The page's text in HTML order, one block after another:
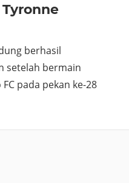
berhasil
setelah bermain
pada pekan ke-28